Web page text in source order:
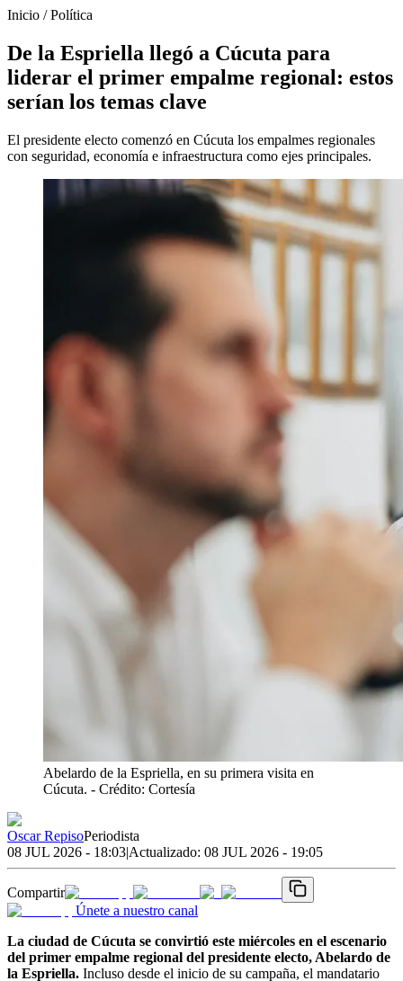
Inicio /Política
De la Espriella llegó a Cúcuta para
liderar el primer empalme regional: estos
serían los temas clave
El presidente electo comenzó en Cúcuta los empalmes regionales
con seguridad, economía e infraestructura como ejes principales.
Abelardo de la Espriella, en su primera visita en
Cúcuta. - Crédito: Cortesía
Oscar RepisoPeriodista
08 JUL 2026 - 18:03|Actualizado: 08 JUL 2026 - 19:05
Compartir
Únete a nuestro canal
La ciudad de Cúcuta se convirtió este miércoles en el escenario
del primer empalme regional del presidente electo, Abelardo de
la Espriella. Incluso desde el inicio de su campaña, el mandatario